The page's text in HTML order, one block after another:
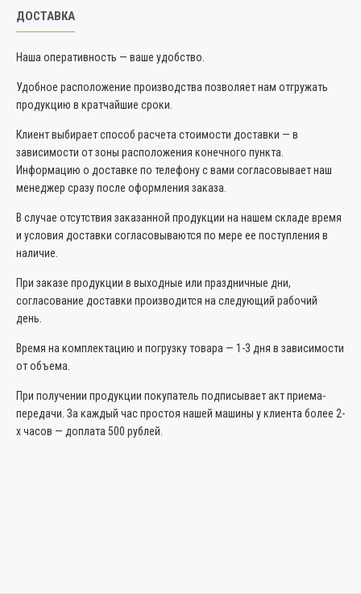
ДОСТАВКА
Наша оперативность — ваше удобство.
Удобное расположение производства позволяет нам отгружать
продукцию в кратчайшие сроки.
Клиент выбирает способ расчета стоимости доставки — в
зависимости от зоны расположения конечного пункта.
Информацию о доставке по телефону с вами согласовывает наш
менеджер сразу после оформления заказа.
В случае отсутствия заказанной продукции на нашем складе время
и условия доставки согласовываются по мере ее поступления в
наличие.
При заказе продукции в выходные или праздничные дни,
согласование доставки производится на следующий рабочий
день.
Время на комплектацию и погрузку товара — 1-3 дня в зависимости
от объема.
При получении продукции покупатель подписывает акт приема-
передачи. За каждый час простоя нашей машины у клиента более 2-
х часов — доплата 500 рублей.